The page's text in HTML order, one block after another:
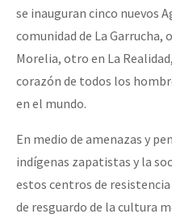
se inauguran cinco nuevos
comunidad de La Garrucha,
Morelia, otro en La
corazón de todos los
en el mundo.
En medio de amenazas y
indígenas zapatistas y la
estos centros de
de resguardo de la cultura